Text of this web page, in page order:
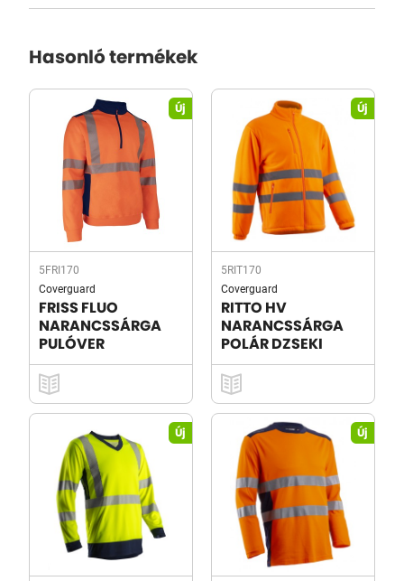
Hasonló termékek
Új
5FRI170
Coverguard
FRISS FLUO
NARANCSSÁRGA
PULÓVER
Új
5RIT170
Coverguard
RITTO HV
NARANCSSÁRGA
POLÁR DZSEKI
Új Új